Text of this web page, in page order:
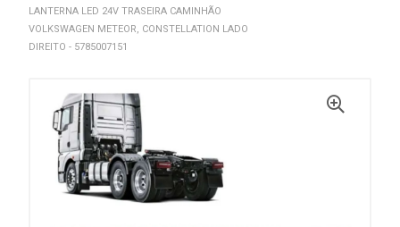
LANTERNA LED 24V TRASEIRA CAMINHÃO
VOLKSWAGEN METEOR, CONSTELLATION LADO
DIREITO - 5785007151